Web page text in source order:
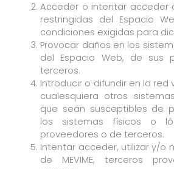
Acceder o intentar acceder
restringidas del Espacio
condiciones exigidas para
Provocar daños en los
del Espacio Web, de sus
terceros.
Introducir o difundir en la red
cualesquiera otros
que sean susceptibles de
los sistemas físicos o
proveedores o de terceros.
Intentar acceder, utilizar y/o
de MEVIME, terceros